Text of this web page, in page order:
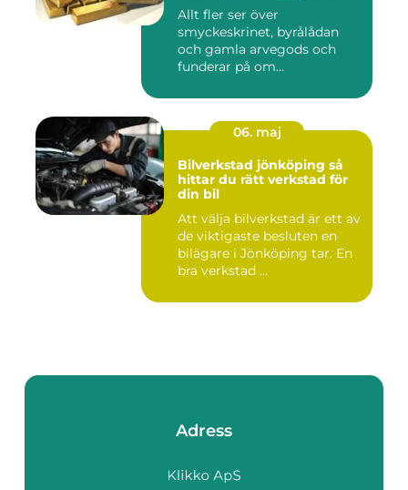
Allt fler ser över
smyckeskrinet, byrålådan
och gamla arvegods och
funderar på om
06. maj
Bilverkstad jönköping så
hittar du rätt verkstad för
din bil
Att välja bilverkstad är ett av
de viktigaste besluten en
bilägare i Jönköping tar. En
bra verkstad ...
Adress